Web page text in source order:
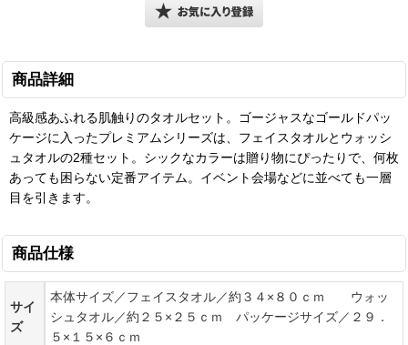
商品詳細
高級感あふれる肌触りのタオルセット。ゴージャスなゴールドパッ
ケージに入ったプレミアムシリーズは、フェイスタオルとウォッシ
ュタオルの2種セット。シックなカラーは贈り物にぴったりで、何枚
あっても困らない定番アイテム。イベント会場などに並べても一層
目を引きます。
商品仕様
サイ
ズ
本体サイズ／フェイスタオル／約３４×８０ｃｍ ウォッ
シュタオル／約２５×２５ｃｍ パッケージサイズ／２９．
５×１５×６ｃｍ